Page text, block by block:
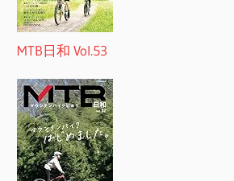
MTB日和 Vol.53